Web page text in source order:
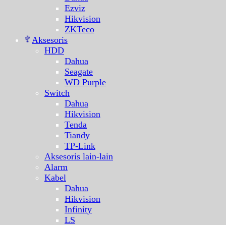
Ezviz
Hikvision
ZKTeco
Aksesoris
HDD
Dahua
Seagate
WD Purple
Switch
Dahua
Hikvision
Tenda
Tiandy
TP-Link
Aksesoris lain-lain
Alarm
Kabel
Dahua
Hikvision
Infinity
LS